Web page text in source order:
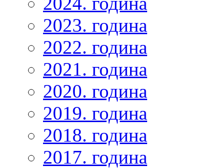
2023. година
2022. година
2021. година
2020. година
2019. година
2018. година
2017. година